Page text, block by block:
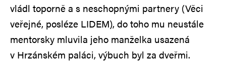
vládl toporně a s neschopnými partnery (Věci
veřejné, posléze LIDEM), do toho mu neustále
mentorsky mluvila jeho manželka usazená
v Hrzánském paláci, výbuch byl za dveřmi.